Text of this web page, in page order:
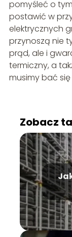
pomyśleć o
postawić w
elektrycznych
przynoszą nie
prąd, ale i
termiczny, a
musimy bać
Zobacz